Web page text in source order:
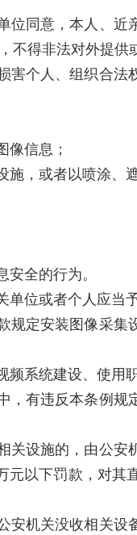
同意，本人、近
得非法对外提供
个人、组织合法
像信息；
，或者以喷涂、
全的行为。
位或者个人应当予
定安装图像采
系统建设、使用
有违反本条例规
设施的，由公安
以下罚款，对其
机关没收相关设